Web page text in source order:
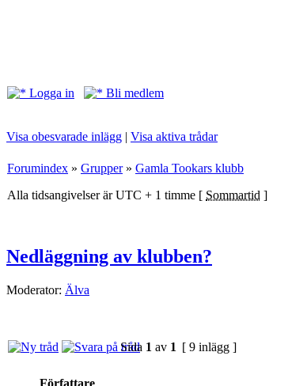
Logga in
Bli medlem
Visa obesvarade inlägg | Visa aktiva trådar
Forumindex » Grupper» Gamla Tookars klubb
Alla tidsangivelser är UTC + 1 timme [ Sommartid ]
Nedläggning av klubben?
Moderator: Älva
Sida 1 av 1 [ 9 inlägg ]
Författare